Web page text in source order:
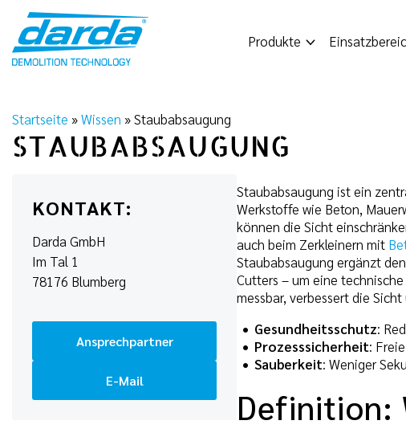
content
Produkte
Startseite »Wissen »Staubabsaugung
STAUBABSAUGUNG
KONTAKT:
Darda GmbH
Im Tal 1
78176 Blumberg
Ansprechpartner
E-Mail
Staubabsaugung ist ein
Werkstoffe wie Beton,
können die Sicht
auch beim Zerkleinern mit
Staubabsaugung ergänzt
Cutters – um eine
messbar, verbessert die
Gesundheitsschutz:
Prozesssicherheit:
Sauberkeit: Weniger
Definition: